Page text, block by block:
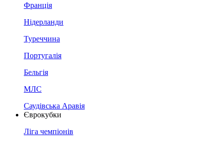
Франція
Нідерланди
Туреччина
Португалія
Бельгія
МЛС
Саудівська Аравія
Єврокубки
Ліга чемпіонів